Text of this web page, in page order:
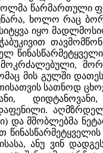
წარმართული
ხოლო რაც
სიტყვა იყო
მის გულში
სათნოდ
და მშობლებმა
ანუ ვინ